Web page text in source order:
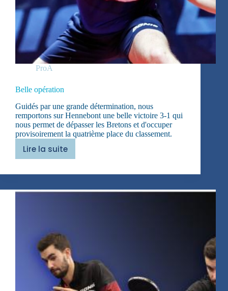
ProA
Belle opération
Guidés par une grande détermination, nous
remportons sur Hennebont une belle victoire 3-1 qui
nous permet de dépasser les Bretons et d'occuper
provisoirement la quatrième place du classement.
Lire la suite
Belle